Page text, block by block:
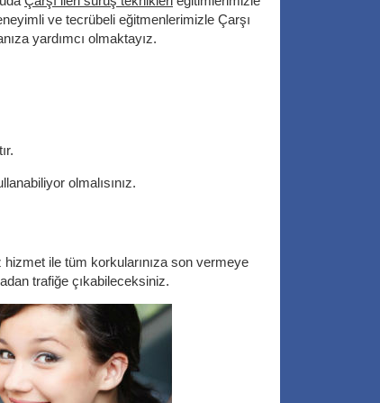
ve tecrübeli eğitmenlerimizle Çarşı
yardımcı olmaktayız.
olmalısınız.
ile tüm korkularınıza son vermeye
trafiğe çıkabileceksiniz.